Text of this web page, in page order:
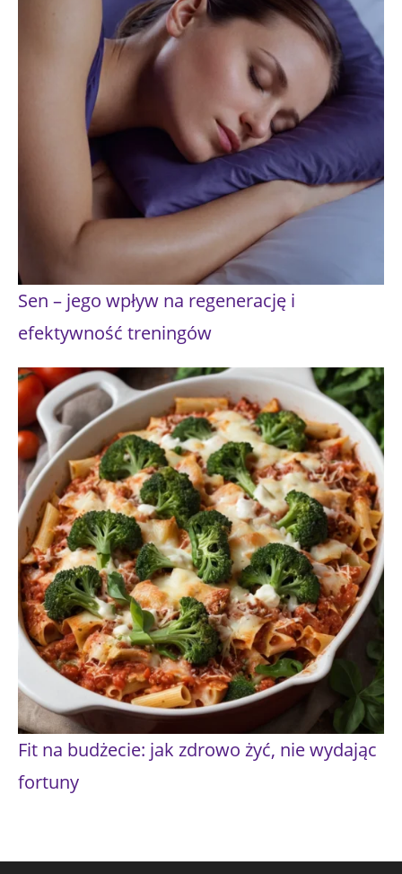
Sen – jego wpływ na regenerację i
efektywność treningów
Fit na budżecie: jak zdrowo żyć, nie wydając
fortuny